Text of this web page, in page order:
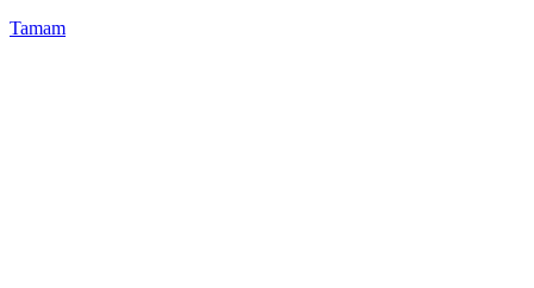
Tamam